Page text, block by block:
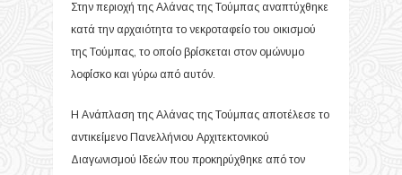
Στην περιοχή της Αλάνας της Τούμπας αναπτύχθηκε
κατά την αρχαιότητα το νεκροταφείο του οικισμού
της Τούμπας, το οποίο βρίσκεται στον ομώνυμο
λοφίσκο και γύρω από αυτόν.
Η Ανάπλαση της Αλάνας της Τούμπας αποτέλεσε το
αντικείμενο Πανελλήνιου Αρχιτεκτονικού
Διαγωνισμού Ιδεών που προκηρύχθηκε από τον